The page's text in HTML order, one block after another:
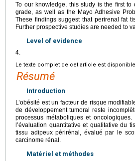
To our knowledge, this study is the first
grade, as well as the Mayo Adhesive
These findings suggest that perirenal fat
Further prospective studies are needed to
Level of evidence
4.
Le texte complet de cet article est disponible
Résumé
Introduction
L’obésité est un facteur de risque
de développement tumoral reste
processus métaboliques et
l’évaluation quantitative et qualitative du
tissu adipeux périrénal, évalué par le
carcinome rénal.
Matériel et méthodes